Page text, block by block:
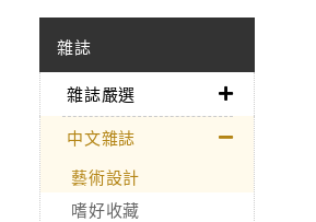
雜誌
雜誌嚴選
中文雜誌
藝術設計
嗜好收藏